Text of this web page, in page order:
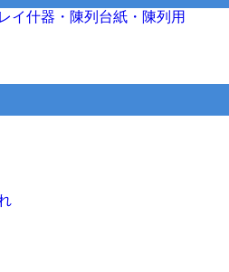
イ什器・陳列台紙・陳列用